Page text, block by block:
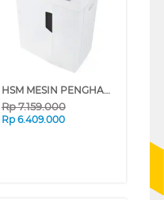
HSM MESIN PENGHANCUR KERTAS PAPER SHREDDER SHAREDSTAR X13
Rp7.159.000
Rp 6.409.000